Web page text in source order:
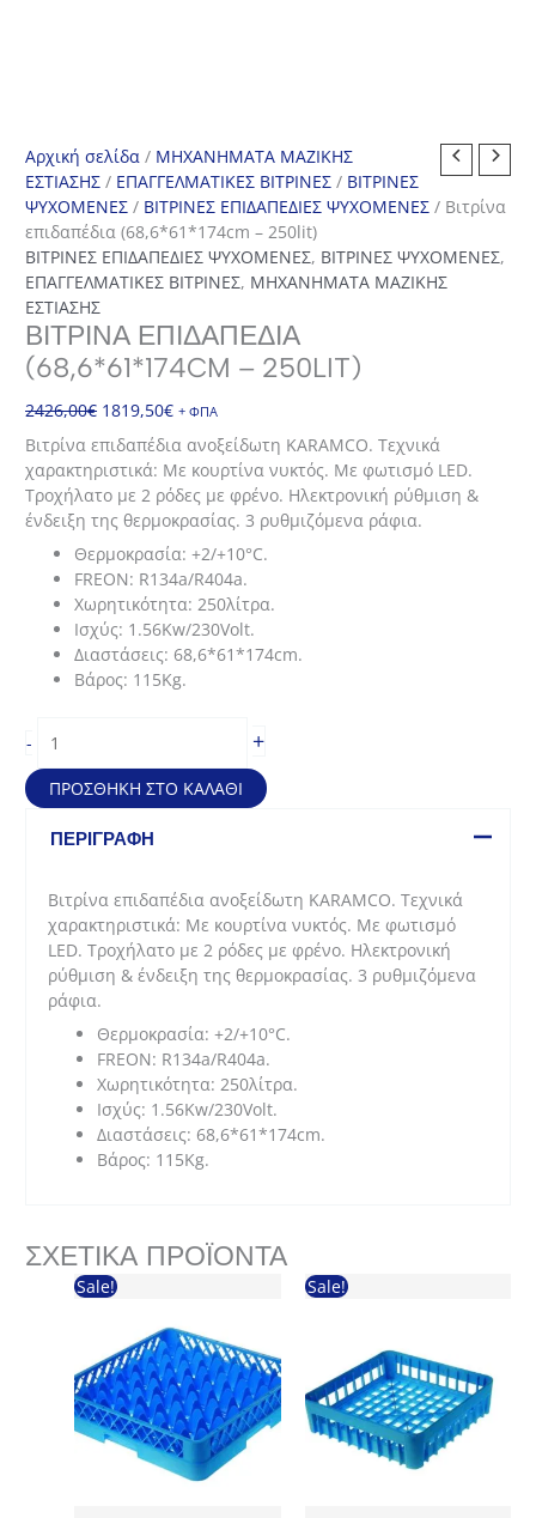
Αρχική σελίδα / ΜΗΧΑΝΗΜΑΤΑ ΜΑΖΙΚΗΣ
ΕΣΤΙΑΣΗΣ / ΕΠΑΓΓΕΛΜΑΤΙΚΕΣ ΒΙΤΡΙΝΕΣ / ΒΙΤΡΙΝΕΣ
ΨΥΧΟΜΕΝΕΣ / ΒΙΤΡΙΝΕΣ ΕΠΙΔΑΠΕΔΙΕΣ ΨΥΧΟΜΕΝΕΣ / Βιτρίνα
επιδαπέδια (68,6*61*174cm – 250lit)
ΒΙΤΡΙΝΕΣ ΕΠΙΔΑΠΕΔΙΕΣ ΨΥΧΟΜΕΝΕΣ, ΒΙΤΡΙΝΕΣ ΨΥΧΟΜΕΝΕΣ,
ΕΠΑΓΓΕΛΜΑΤΙΚΕΣ ΒΙΤΡΙΝΕΣ, ΜΗΧΑΝΗΜΑΤΑ ΜΑΖΙΚΗΣ
ΕΣΤΙΑΣΗΣ
ΒΙΤΡΊΝΑ ΕΠΙΔΑΠΈΔΙΑ
(68,6*61*174CM – 250LIT)
2426,00€ Original
price
2426,00€.
1819,50€Η
τρέχουσα
τιμή
είναι:
1819,50€.
+ ΦΠΑ
Βιτρίνα επιδαπέδια ανοξείδωτη KARAMCO. Τεχνικά
χαρακτηριστικά: Με κουρτίνα νυκτός. Με φωτισμό LED.
Τροχήλατο με 2 ρόδες με φρένο. Ηλεκτρονική ρύθμιση &
ένδειξη της θερμοκρασίας. 3 ρυθμιζόμενα ράφια.
Θερμοκρασία: +2/+10°C.
FREON: R134a/R404a.
Χωρητικότητα: 250λίτρα.
Ισχύς: 1.56Kw/230Volt.
Διαστάσεις: 68,6*61*174cm.
Βάρος: 115Kg.
-
επιδαπέδια
(68,6*61*174cm
-
250lit)
+
ΠΡΟΣΘΉΚΗ ΣΤΟ ΚΑΛΆΘΙ
ΠΕΡΙΓΡΑΦΉ
Βιτρίνα επιδαπέδια ανοξείδωτη KARAMCO. Τεχνικά
χαρακτηριστικά: Με κουρτίνα νυκτός. Με φωτισμό
LED. Τροχήλατο με 2 ρόδες με φρένο. Ηλεκτρονική
ρύθμιση & ένδειξη της θερμοκρασίας. 3 ρυθμιζόμενα
ράφια.
Θερμοκρασία: +2/+10°C.
FREON: R134a/R404a.
Χωρητικότητα: 250λίτρα.
Ισχύς: 1.56Kw/230Volt.
Διαστάσεις: 68,6*61*174cm.
Βάρος: 115Kg.
ΣΧΕΤΙΚΆ ΠΡΟΪΌΝΤΑ
Sale! Sale!